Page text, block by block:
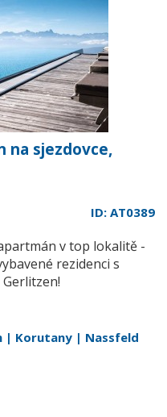
na sjezdovce,
ID: AT0389
v top lokalitě -
rezidenci s
| Korutany | Nassfeld